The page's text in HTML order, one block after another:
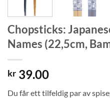
Chopsticks:
Names (22,5cm,
kr 39.00
Du får ett tilfeldig par av